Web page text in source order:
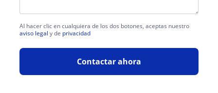
Al hacer clic en cualquiera de los dos botones, aceptas nuestro
aviso legal y de privacidad
Contactar ahora